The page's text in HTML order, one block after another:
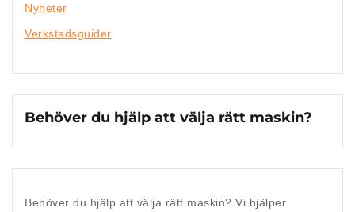
Nyheter
Verkstadsguider
Behöver du hjälp att välja rätt maskin?
Behöver du hjälp att välja rätt maskin? Vi hjälper